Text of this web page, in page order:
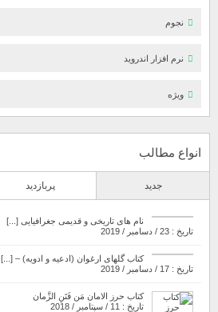
نجوم
نرم افزار اندروید
ویژه
انواع مطالب
جدید پربازدید
نام های تاریخی و قدیمی جغرافیایی [...]
تاریخ : 23 / دسامبر / 2019
کتاب گلهای ارغوان (ادعیه و ادویه) – [...]
تاریخ : 17 / دسامبر / 2019
کتاب حرز الامان مَن فَتَنِ الزَّمان
تاریخ : 11 / سپتامبر / 2018